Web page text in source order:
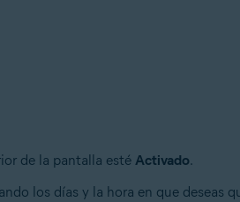
de la pantalla esté Activado.
los días y la hora en que deseas